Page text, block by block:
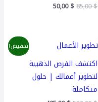
85,00$
50,00$
تخفيض!
اكتشف الفرص الذهبية
لتطوير أعمالك | حلول
متكاملة
السعر
الأصلي
هو:
500,00 $.
هو:
425,00 $.